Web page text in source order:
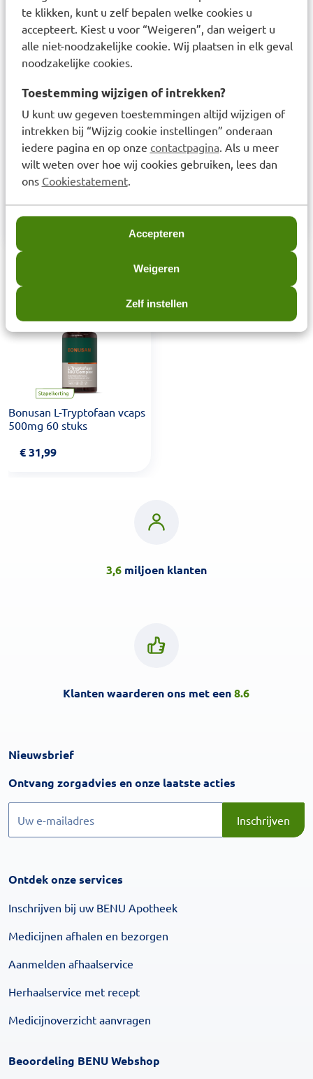
te klikken, kunt u zelf bepalen welke cookies u
accepteert. Kiest u voor “Weigeren”, dan weigert u
alle niet-noodzakelijke cookie. Wij plaatsen in elk geval
noodzakelijke cookies.
Toestemming wijzigen of intrekken?
U kunt uw gegeven toestemmingen altijd wijzigen of
intrekken bij “Wijzig cookie instellingen” onderaan
iedere pagina en op onze contactpagina. Als u meer
wilt weten over hoe wij cookies gebruiken, lees dan
ons Cookiestatement.
Accepteren
Weigeren
Zelf instellen
pyridoxaal-5-fosfaat, (6S)-5-
methyltetrahydrofoliumzuur glucosaminezout,
methylcobalamine. Bevat geen:
kleur-, geur- en smaakstoffen , toegevoegde
sacharose
Voedingssupplementen zijn geen vervanging van
een gevarieerde voeding.
Bonusan BV Contactinformatie: 0186-745001,
service@bonusan.nl
Laatst bekeken items
Bonusan L-Tryptofaan vcaps
500mg 60 stuks
€31,99
3,6miljoen klanten
Klanten waarderen ons met een8.6
Nieuwsbrief
Ontvang zorgadvies en onze laatste acties
Inschrijven
Ontdek onze services
Inschrijven bij uw BENU Apotheek
Medicijnen afhalen en bezorgen
Aanmelden afhaalservice
Herhaalservice met recept
Medicijnoverzicht aanvragen
Beoordeling BENU Webshop